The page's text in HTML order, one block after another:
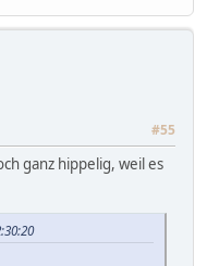
#55
ganz hippelig, weil es